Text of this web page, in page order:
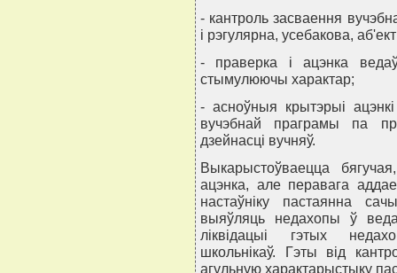
- кантроль засваення
i рэгулярна, усебакова,
- праверка i ацэнка
стымулюючы характар;
- асноўныя крытэрыi
вучэбнай праграмы па
дзейнасцi вучняў.
Выкарыстоўваецца
ацэнка, але перавага
настаўнiку пастаянна
выяўляць недахопы ў
лiквiдацыi гэтых
школьнiкаў. Гэты вiд
агульную характарыстыку